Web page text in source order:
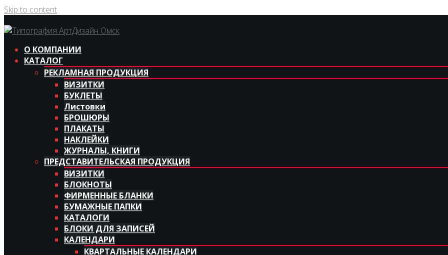
Skip to content
О КОМПАНИИ
КАТАЛОГ
РЕКЛАМНАЯ ПРОДУКЦИЯ
ВИЗИТКИ
БУКЛЕТЫ
Листовки
БРОШЮРЫ
ПЛАКАТЫ
НАКЛЕЙКИ
ЖУРНАЛЫ, КНИГИ
ПРЕДСТАВИТЕЛЬСКАЯ ПРОДУКЦИЯ
ВИЗИТКИ
БЛОКНОТЫ
ФИРМЕННЫЕ БЛАНКИ
БУМАЖНЫЕ ПАПКИ
КАТАЛОГИ
БЛОКИ ДЛЯ ЗАПИСЕЙ
КАЛЕНДАРИ
КВАРТАЛЬНЫЕ КАЛЕНДАРИ